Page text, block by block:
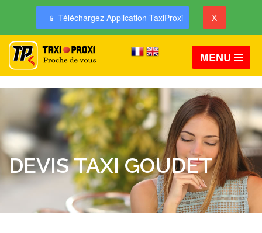
📱 Téléchargez Application TaxiProxi X
MENU
DEVIS TAXI GOUDET